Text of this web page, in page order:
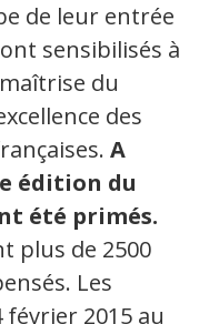
de leur entrée
sensibilisés à
du
des
A
édition du
été primés.
plus de 2500
Les
2015 au